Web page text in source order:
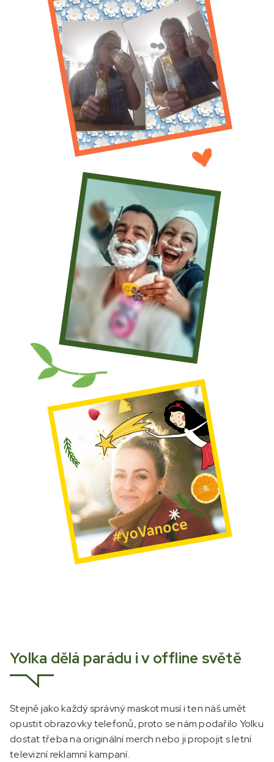
Yolka dělá parádu i v offline světě
Stejně jako každý správný maskot musí i ten náš umět
opustit obrazovky telefonů, proto se nám podařilo Yolku
dostat třeba na originální merch nebo ji propojit s letní
televizní reklamní kampaní.